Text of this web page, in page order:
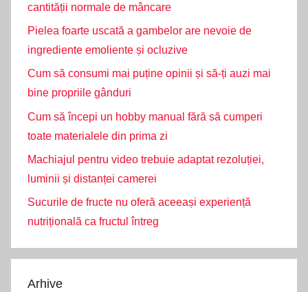
cantității normale de mâncare
Pielea foarte uscată a gambelor are nevoie de
ingrediente emoliente și ocluzive
Cum să consumi mai puține opinii și să-ți auzi mai
bine propriile gânduri
Cum să începi un hobby manual fără să cumperi
toate materialele din prima zi
Machiajul pentru video trebuie adaptat rezoluției,
luminii și distanței camerei
Sucurile de fructe nu oferă aceeași experiență
nutrițională ca fructul întreg
Arhive